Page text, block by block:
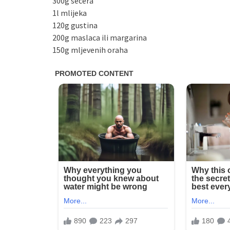
1l mlijeka
120g gustina
200g maslaca ili margarina
150g mljevenih oraha